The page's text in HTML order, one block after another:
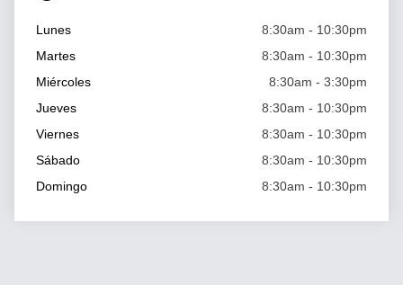
Lunes
8:30am - 10:30pm
Martes
8:30am - 10:30pm
Miércoles
8:30am - 3:30pm
Jueves
8:30am - 10:30pm
Viernes
8:30am - 10:30pm
Sábado
8:30am - 10:30pm
Domingo
8:30am - 10:30pm